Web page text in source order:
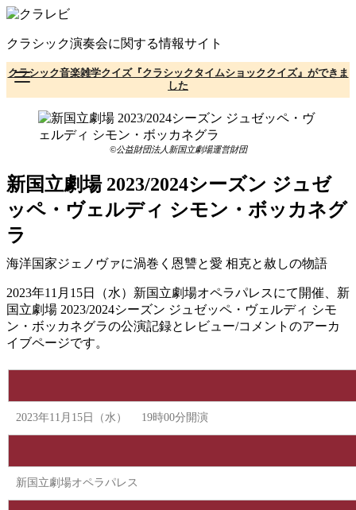
コ
テ
ン
ツ
へ
クラシック演奏会に関する情報サイト
クラシック音楽雑学クイズ『クラシックタイムショッククイズ』ができま
した
©公益財団法人新国立劇場運営財団
新国立劇場 2023/2024シーズン ジュゼ
ッペ・ヴェルディ シモン・ボッカネグ
ラ
海洋国家ジェノヴァに渦巻く恩讐と愛 相克と赦しの物語
2023年11月15日（水）新国立劇場オペラパレスにて開催、新
国立劇場 2023/2024シーズン ジュゼッペ・ヴェルディ シモ
ン・ボッカネグラの公演記録とレビュー/コメントのアーカ
イブページです。
2023年11月15日（水） 19時00分開演
新国立劇場オペラパレス